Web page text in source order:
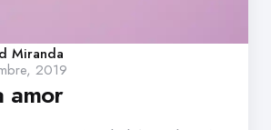
Miranda
2019
amor